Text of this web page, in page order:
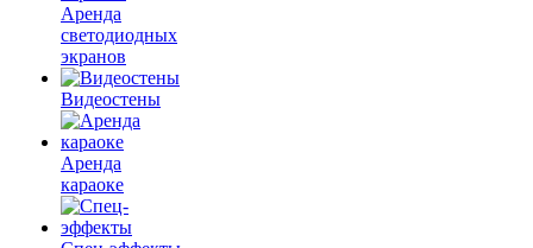
Аренда
светодиодных
экранов
Видеостены
Аренда
караоке